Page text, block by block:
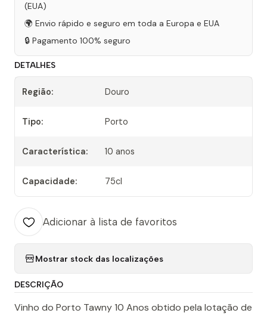
(EUA)
🌍 Envio rápido e seguro em toda a Europa e EUA
🔒 Pagamento 100% seguro
DETALHES
Região: Douro
Tipo: Porto
Característica: 10 anos
Capacidade: 75cl
Adicionar à lista de favoritos
Mostrar stock das localizações
DESCRIÇÃO
Vinho do Porto Tawny 10 Anos obtido pela lotação de